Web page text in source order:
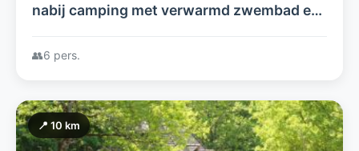
nabij camping met verwarmd zwembad en
met 6 personen hier genieten
👥6 pers.
📍 10 km